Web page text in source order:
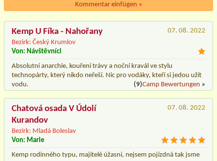
Kommentar einfügen »
Kemp U Fíka - Nahořany
Bezirk: Český Krumlov
07. 08. 2022
Von: Návštěvníci
Absolutní anarchie, kouření trávy a noční kravál ve stylu
technopárty, který nikdo neřeší. Nic pro vodáky, kteří si jedou užít
vodu.
(9)Camp Bewertungen »
Chatová osada V Údolí
Kurandov
Bezirk: Mladá Boleslav
07. 08. 2022
Von: Marie
Kemp rodinného typu, majitelé úžasní, nejsem pojízdná tak jsme